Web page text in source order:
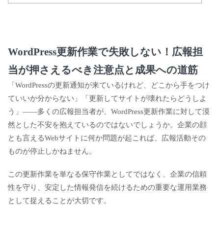
WordPress更新作業で失敗しない！広報担
当が押さえるべき注意点と成果への道筋
「WordPressの更新通知が来ているけれど、どこから手をつけ
ていいか分からない」「更新してサイトが壊れたらどうしよ
う」——多くの広報担当者が、WordPress更新作業に対して漠
然とした不安を抱えているのではないでしょうか。企業の顔
とも言えるWebサイトに何か問題が起これば、広報活動その
ものが停止しかねません。
この更新作業を単なる保守作業としてではなく、企業の信頼
性を守り、安定した情報発信を続けるための重要な運用業務
として捉えることが大切です。